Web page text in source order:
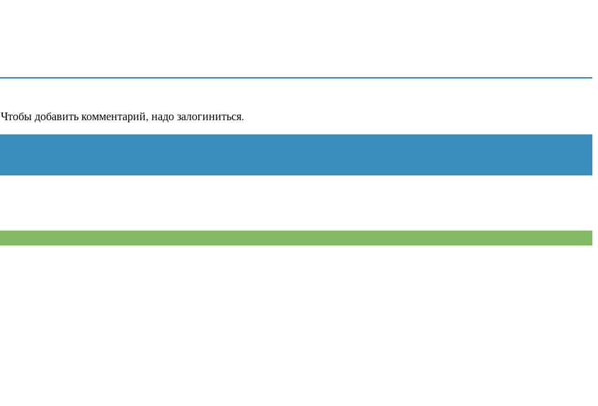
Чтобы добавить комментарий, надо залогиниться.